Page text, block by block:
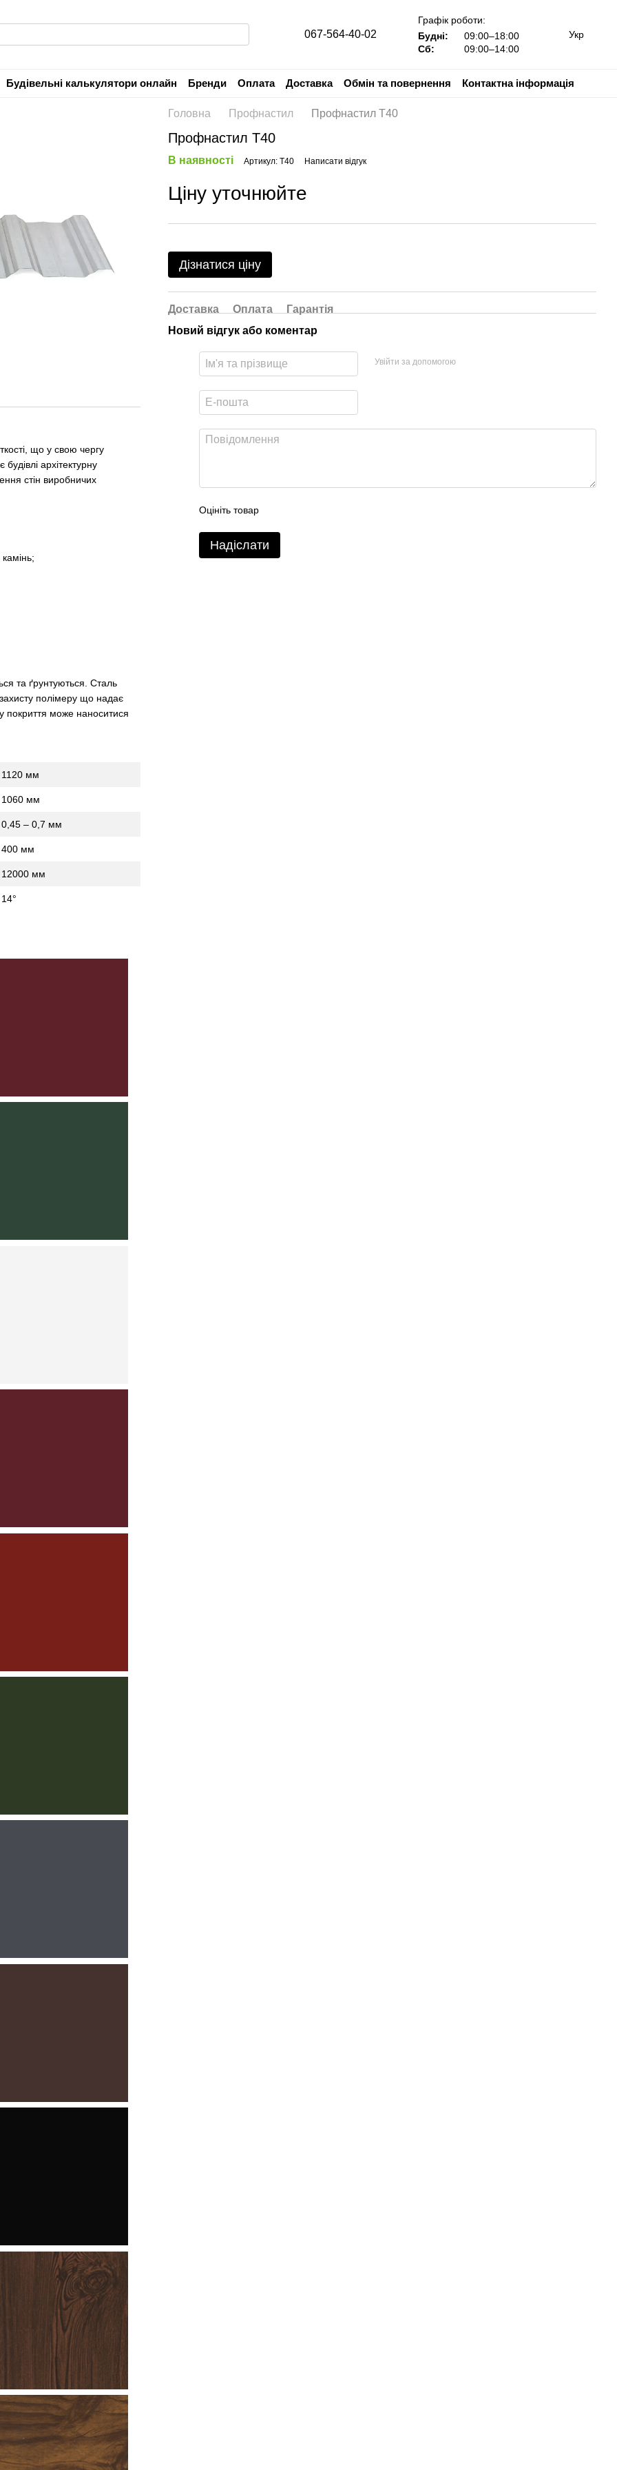
067-564-40-02
Графік роботи:
Будні:
09:00–18:00
Сб:
09:00–14:00
Укр
Будівельні калькулятори онлайн Бренди Оплата Доставка Обмін та повернення
Контактна інформація
що у свою чергу
архітектурну
стін виробничих
та ґрунтуються. Сталь
полімеру що надає
покриття може наноситися
1120 мм
1060 мм
0,45 – 0,7 мм
400 мм
12000 мм
14°
Головна Профнастил Профнастил Т40
Профнастил Т40
В наявності Артикул: Т40 Написати відгук
Ціну уточнюйте
Дізнатися ціну
Доставка Оплата
Гарантія
Новий відгук або коментар
Увійти за допомогою
Оцініть товар
Надіслати